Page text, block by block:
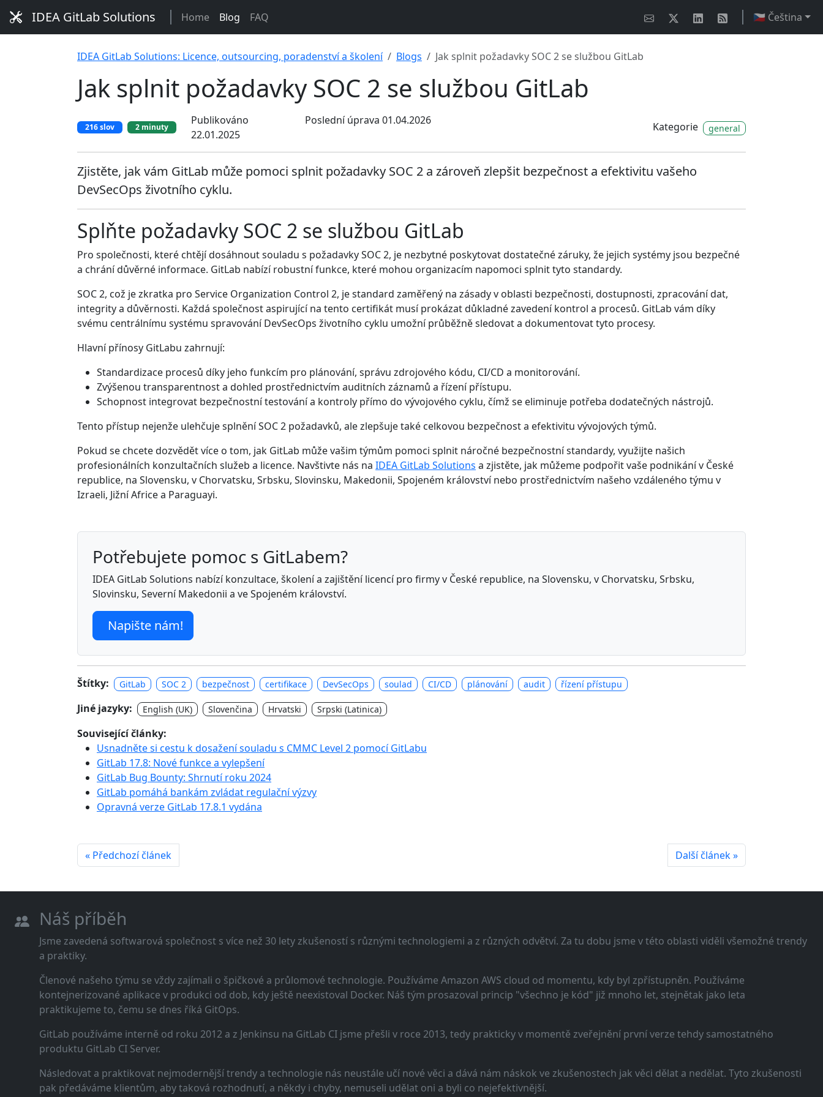
IDEA GitLab Solutions Home Blog FAQ 🇨🇿 Čeština
IDEA GitLab Solutions: Licence, outsourcing, poradenství a školení Blogs Jak splnit požadavky SOC 2 se službou GitLab
Jak splnit požadavky SOC 2 se službou GitLab
216 slov 2 minuty
Publikováno
22.01.2025
Poslední úprava 01.04.2026
Kategorie general
Zjistěte, jak vám GitLab může pomoci splnit požadavky SOC 2 a zároveň zlepšit bezpečnost a efektivitu vašeho
DevSecOps životního cyklu.
Splňte požadavky SOC 2 se službou GitLab
Pro společnosti, které chtějí dosáhnout souladu s požadavky SOC 2, je nezbytné poskytovat dostatečné záruky, že jejich systémy jsou bezpečné
a chrání důvěrné informace. GitLab nabízí robustní funkce, které mohou organizacím napomoci splnit tyto standardy.
SOC 2, což je zkratka pro Service Organization Control 2, je standard zaměřený na zásady v oblasti bezpečnosti, dostupnosti, zpracování dat,
integrity a důvěrnosti. Každá společnost aspirující na tento certifikát musí prokázat důkladné zavedení kontrol a procesů. GitLab vám díky
svému centrálnímu systému spravování DevSecOps životního cyklu umožní průběžně sledovat a dokumentovat tyto procesy.
Hlavní přínosy GitLabu zahrnují:
Standardizace procesů díky jeho funkcím pro plánování, správu zdrojového kódu, CI/CD a monitorování.
Zvýšenou transparentnost a dohled prostřednictvím auditních záznamů a řízení přístupu.
Schopnost integrovat bezpečnostní testování a kontroly přímo do vývojového cyklu, čímž se eliminuje potřeba dodatečných nástrojů.
Tento přístup nejenže ulehčuje splnění SOC 2 požadavků, ale zlepšuje také celkovou bezpečnost a efektivitu vývojových týmů.
Pokud se chcete dozvědět více o tom, jak GitLab může vašim týmům pomoci splnit náročné bezpečnostní standardy, využijte našich
profesionálních konzultačních služeb a licence. Navštivte nás na IDEA GitLab Solutions a zjistěte, jak můžeme podpořit vaše podnikání v České
republice, na Slovensku, v Chorvatsku, Srbsku, Slovinsku, Makedonii, Spojeném království nebo prostřednictvím našeho vzdáleného týmu v
Izraeli, Jižní Africe a Paraguayi.
Potřebujete pomoc s GitLabem?
IDEA GitLab Solutions nabízí konzultace, školení a zajištění licencí pro firmy v České republice, na Slovensku, v Chorvatsku, Srbsku,
Slovinsku, Severní Makedonii a ve Spojeném království.
Napište nám!
Štítky: GitLab SOC 2 bezpečnost certifikace DevSecOps soulad CI/CD plánování audit řízení přístupu
Jiné jazyky: English (UK) Slovenčina Hrvatski Srpski (Latinica)
Související články:
Usnadněte si cestu k dosažení souladu s CMMC Level 2 pomocí GitLabu
GitLab 17.8: Nové funkce a vylepšení
GitLab Bug Bounty: Shrnutí roku 2024
GitLab pomáhá bankám zvládat regulační výzvy
Opravná verze GitLab 17.8.1 vydána
« Předchozí článek Další článek »
Náš příběh
Jsme zavedená softwarová společnost s více než 30 lety zkušeností s různými technologiemi a z různých odvětví. Za tu dobu jsme v této oblasti viděli všemožné trendy
a praktiky.
Členové našeho týmu se vždy zajímali o špičkové a průlomové technologie. Používáme Amazon AWS cloud od momentu, kdy byl zpřístupněn. Používáme
kontejnerizované aplikace v produkci od dob, kdy ještě neexistoval Docker. Náš tým prosazoval princip "všechno je kód" již mnoho let, stejnětak jako leta
praktikujeme to, čemu se dnes říká GitOps.
GitLab používáme interně od roku 2012 a z Jenkinsu na GitLab CI jsme přešli v roce 2013, tedy prakticky v momentě zveřejnění první verze tehdy samostatného
produktu GitLab CI Server.
Následovat a praktikovat nejmodernější trendy a technologie nás neustále učí nové věci a dává nám náskok ve zkušenostech jak věci dělat a nedělat. Tyto zkušenosti
pak předáváme klientům, aby taková rozhodnutí, a někdy i chyby, nemuseli udělat oni a byli co nejefektivnější.